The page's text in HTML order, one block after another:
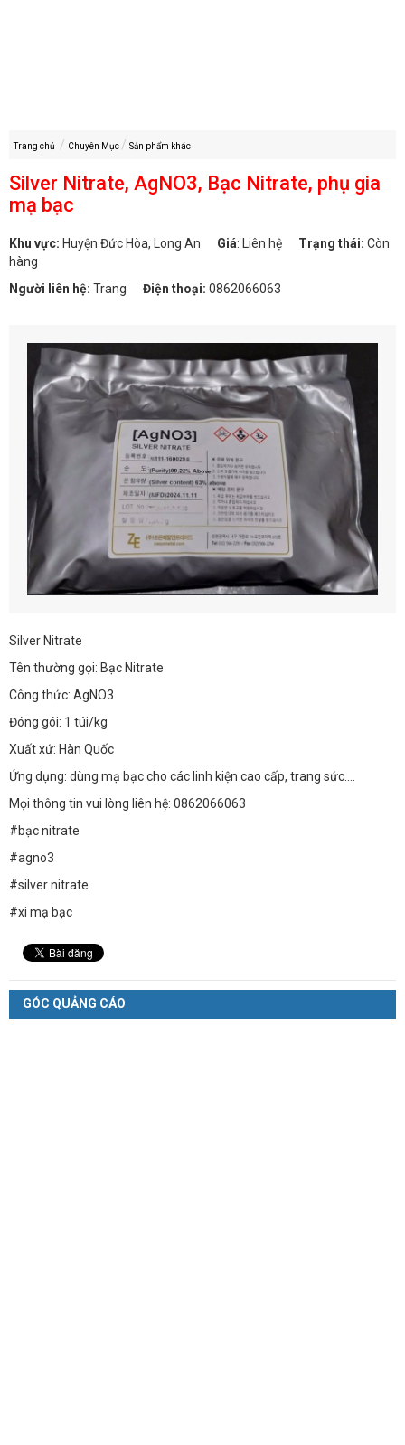
Trang chủ Chuyên Mục Sản phẩm khác
Silver Nitrate, AgNO3, Bạc Nitrate, phụ gia
mạ bạc
Khu vực: Huyện Đức Hòa, Long An Giá: Liên hệ Trạng thái: Còn
hàng
Người liên hệ: Trang Điện thoại: 0862066063
Silver Nitrate
Tên thường gọi: Bạc Nitrate
Công thức: AgNO3
Đóng gói: 1 túi/kg
Xuất xứ: Hàn Quốc
Ứng dụng: dùng mạ bạc cho các linh kiện cao cấp, trang sức....
Mọi thông tin vui lòng liên hệ: 0862066063
#bạc nitrate
#agno3
#silver nitrate
#xi mạ bạc
GÓC QUẢNG CÁO